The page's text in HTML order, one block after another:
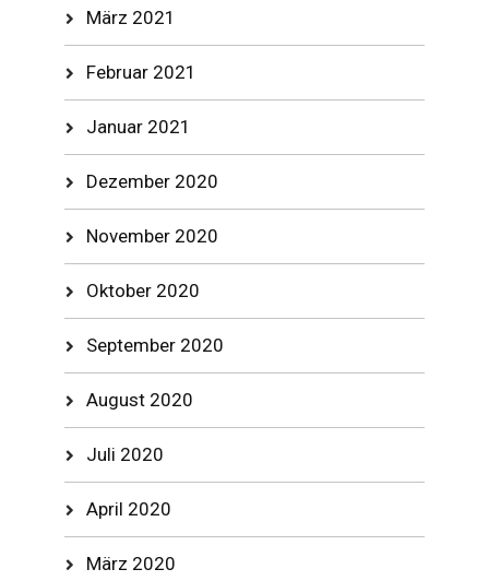
März 2021
Februar 2021
Januar 2021
Dezember 2020
November 2020
Oktober 2020
September 2020
August 2020
Juli 2020
April 2020
März 2020